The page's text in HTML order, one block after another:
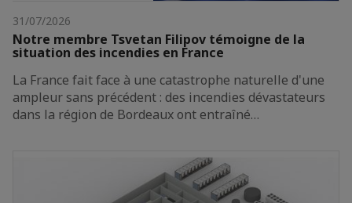
31/07/2026
Notre membre Tsvetan Filipov témoigne de la
situation des incendies en France
La France fait face à une catastrophe naturelle d'une
ampleur sans précédent : des incendies dévastateurs
dans la région de Bordeaux ont entraîné…